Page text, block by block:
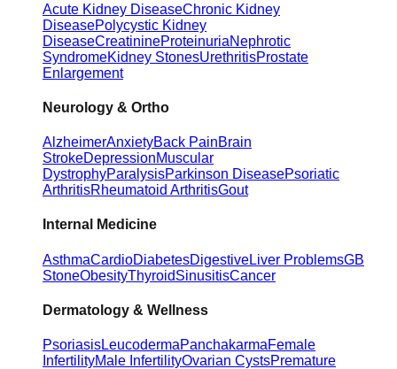
Acute Kidney DiseaseChronic Kidney
DiseasePolycystic Kidney
DiseaseCreatinineProteinuriaNephrotic
SyndromeKidney StonesUrethritisProstate
Enlargement
Neurology & Ortho
AlzheimerAnxietyBack PainBrain
StrokeDepressionMuscular
DystrophyParalysisParkinson DiseasePsoriatic
ArthritisRheumatoid ArthritisGout
Internal Medicine
AsthmaCardioDiabetesDigestiveLiver ProblemsGB
StoneObesityThyroidSinusitisCancer
Dermatology & Wellness
PsoriasisLeucodermaPanchakarmaFemale
InfertilityMale InfertilityOvarian CystsPremature